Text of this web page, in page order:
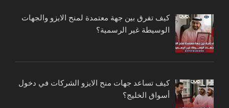
كيف تفرق بين جهة معتمدة لمنح الايزو والجهات
الوسيطة غير الرسمية؟
كيف تساعد جهات منح الايزو الشركات في دخول
أسواق الخليج؟